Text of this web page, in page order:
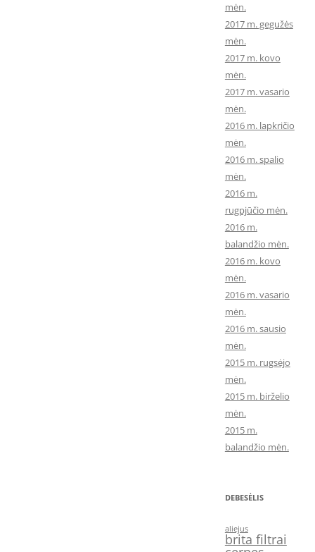
mėn.
2017 m. gegužės
mėn.
2017 m. kovo
mėn.
2017 m. vasario
mėn.
2016 m. lapkričio
mėn.
2016 m. spalio
mėn.
2016 m.
rugpjūčio mėn.
2016 m.
balandžio mėn.
2016 m. kovo
mėn.
2016 m. vasario
mėn.
2016 m. sausio
mėn.
2015 m. rugsėjo
mėn.
2015 m. birželio
mėn.
2015 m.
balandžio mėn.
DEBESĖLIS
aliejus
brita filtrai